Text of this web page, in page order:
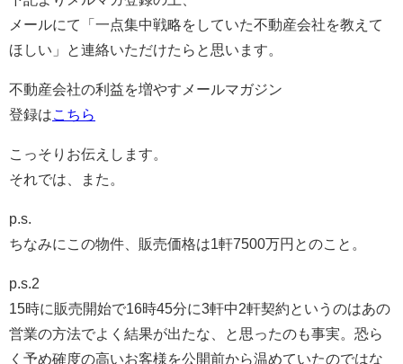
メールにて「一点集中戦略をしていた不動産会社を教えて
ほしい」と連絡いただけたらと思います。
不動産会社の利益を増やすメールマガジン
登録はこちら
こっそりお伝えします。
それでは、また。
p.s.
ちなみにこの物件、販売価格は1軒7500万円とのこと。
p.s.2
15時に販売開始で16時45分に3軒中2軒契約というのはあの
営業の方法でよく結果が出たな、と思ったのも事実。恐ら
く予め確度の高いお客様を公開前から温めていたのではな